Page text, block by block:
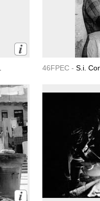
46FPEC - S.i.